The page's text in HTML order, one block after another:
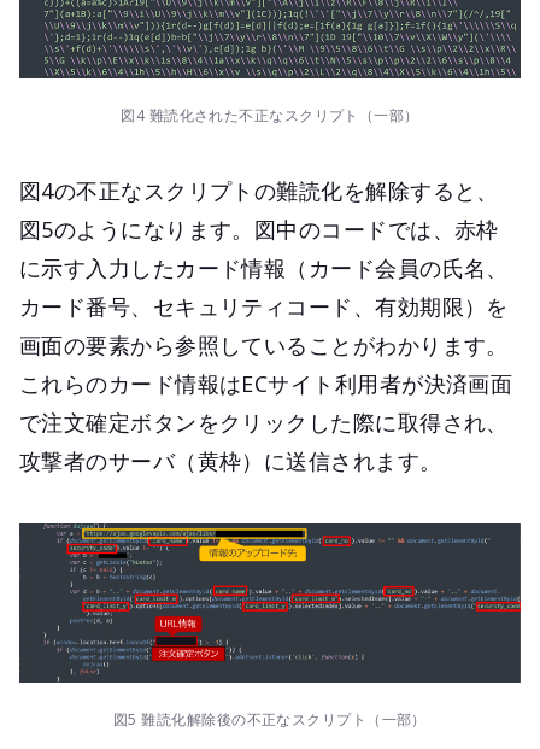
図4 難読化された不正なスクリプト（一部）
図4の不正なスクリプトの難読化を解除すると、
図5のようになります。図中のコードでは、赤枠
に示す入力したカード情報（カード会員の氏名、
カード番号、セキュリティコード、有効期限）を
画面の要素から参照していることがわかります。
これらのカード情報はECサイト利用者が決済画面
で注文確定ボタンをクリックした際に取得され、
攻撃者のサーバ（黄枠）に送信されます。
図5 難読化解除後の不正なスクリプト（一部）